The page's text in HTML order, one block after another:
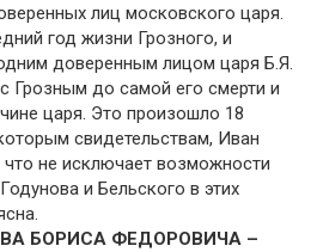
лиц московского царя.
год жизни Грозного, и
доверенным лицом царя Б.Я.
Грозным до самой его смерти и
царя. Это произошло 18
свидетельствам, Иван
не исключает возможности
и Бельского в этих
БОРИСА ФЕДОРОВИЧА –